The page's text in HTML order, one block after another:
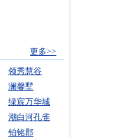
更多>>
领秀慧谷
澜馨墅
绿宸万华城
潮白河孔雀
铂铭郡